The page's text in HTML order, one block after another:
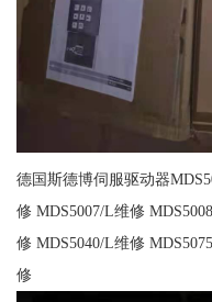
德国斯德博伺服驱动器
修 MDS5007/L维修
修 MDS5040/L维修
修